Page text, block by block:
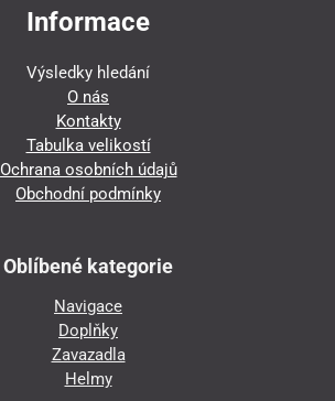
Informace
Výsledky hledání
O nás
Kontakty
Tabulka velikostí
Ochrana osobních údajů
Obchodní podmínky
Oblíbené kategorie
Navigace
Doplňky
Zavazadla
Helmy